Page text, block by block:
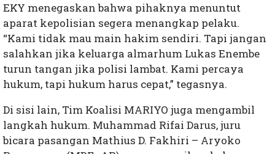
EKY menegaskan bahwa pihaknya menuntut
aparat kepolisian segera menangkap pelaku.
“Kami tidak mau main hakim sendiri. Tapi jangan
salahkan jika keluarga almarhum Lukas Enembe
turun tangan jika polisi lambat. Kami percaya
hukum, tapi hukum harus cepat,” tegasnya.
Di sisi lain, Tim Koalisi MARIYO juga mengambil
langkah hukum. Muhammad Rifai Darus, juru
bicara pasangan Mathius D. Fakhiri – Aryoko